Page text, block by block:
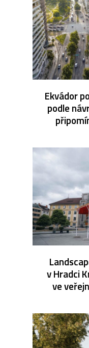
Ekvádor
podle
v Hradci
ve